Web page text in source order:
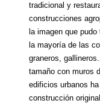
tradicional y
construcciones
la imagen que
la mayoría de las
graneros,
tamaño con muros
edificios urbanos
construcción